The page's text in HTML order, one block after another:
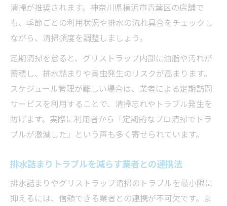
清掃が推奨されます。神奈川県横浜市青葉区の店舗で
も、季節ごとの利用状況や排水の流れ具合をチェックし
ながら、清掃頻度を調整しましょう。
定期清掃を怠ると、グリストラップ内部に油脂や汚れが
蓄積し、排水詰まりや害虫発生のリスクが高まります。
スケジュール管理が難しい場合は、業者による定期訪問
サービスを利用することで、清掃忘れやトラブル発生を
防げます。実際に利用者から「定期的なプロ清掃でトラ
ブルが激減した」という声も多く寄せられています。
排水詰まりトラブルを減らす業者との連携法
排水詰まりやグリストラップ清掃のトラブルを最小限に
抑えるには、信頼できる業者との連携が不可欠です。ま